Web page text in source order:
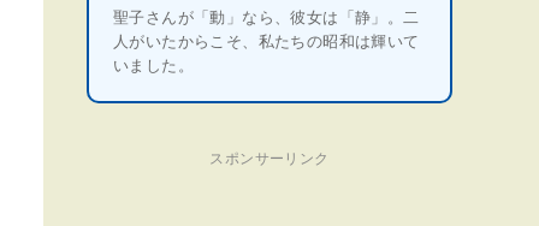
聖子さんが「動」なら、彼女は「静」。二
人がいたからこそ、私たちの昭和は輝いて
いました。
スポンサーリンク